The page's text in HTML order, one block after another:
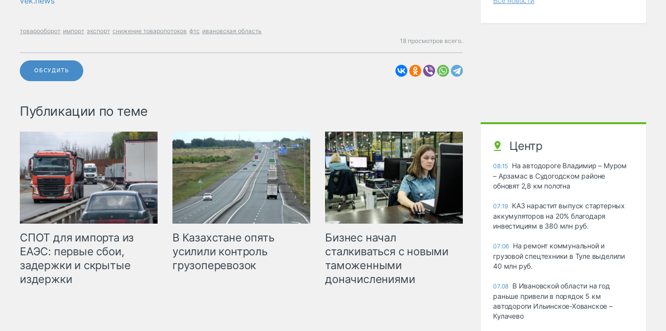
товарооборот импорт экспорт снижение товаропотоков фтс ивановская область
18 просмотров всего.
ОБСУДИТЬ
Публикации по теме
СПОТ для импорта из
ЕАЭС: первые сбои,
задержки и скрытые
издержки
В Казахстане опять
усилили контроль
грузоперевозок
Бизнес начал
сталкиваться с новыми
таможенными
доначислениями
Центр
08:15 На автодороге Владимир – Муром
– Арзамас в Судогодском районе
обновят 2,8 км полотна
07:19 КАЗ нарастит выпуск стартерных
аккумуляторов на 20% благодаря
инвестициям в 380 млн руб.
07:06 На ремонт коммунальной и
грузовой спецтехники в Туле выделили
40 млн руб.
07.08 В Ивановской области на год
раньше привели в порядок 5 км
автодороги Ильинское-Хованское –
Кулачево